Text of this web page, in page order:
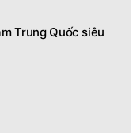
Trung Quốc siêu